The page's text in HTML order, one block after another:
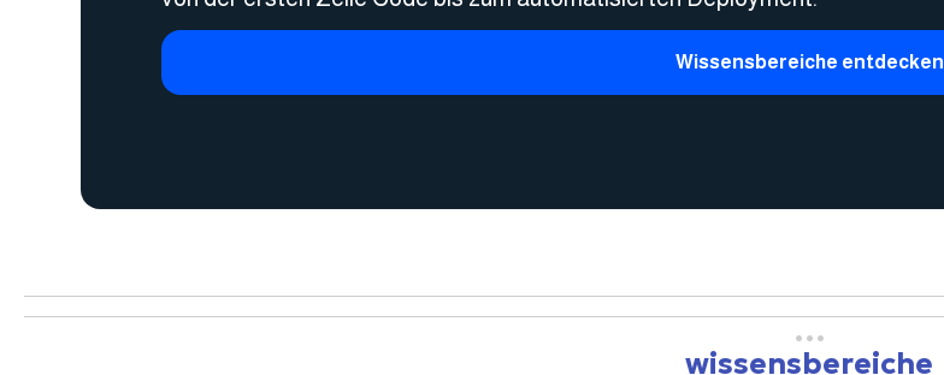
Wissensbereiche entdecken
•••
wissensbereiche